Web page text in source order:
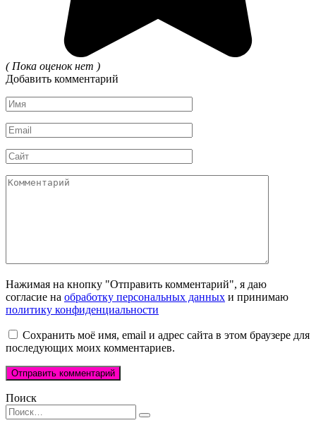
( Пока оценок нет )
Добавить комментарий
Имя
*
Email
*
Сайт
Комментарий
Нажимая на кнопку "Отправить комментарий", я даю
согласие на обработку персональных данных и принимаю
политику конфиденциальности
Сохранить моё имя, email и адрес сайта в этом браузере для
последующих моих комментариев.
Поиск
Search
for: